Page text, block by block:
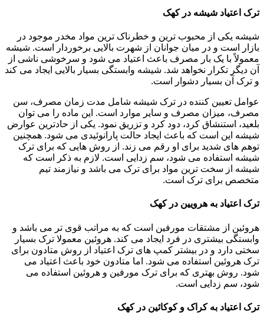
ترک اعتیاد شیشه در کهک
شیشه یکی از محبوب ترین و خطرناک ترین مواد مخدر موجود در
بازار است و در میان جوانان از شهرت بالایی برخوردار است. شیشه
معمولاً با یک بار مصرف باعث اعتیاد می شود و سرخوشی ناشی از
آن دیگر تکرار نخواهد شد. شیشه وابستگی بسیار بالایی ایجاد می کند
و ترک آن بسیار دشوار است.
عوامل تعیین کننده در ترک شیشه شامل مدت زمان مصرف، سن
مصرف، میزان مصرف و سایر موارد است. این ماده را می توان
بلعید، استنشاق کرد، دود کرد و تزریق نمود. یکی از حادترین عوارض
شیشه این است که باعث ایجاد حالت پارانوئیدی می شود. همچنین
توهم های شدید برای او رقم می زند. از روش هایی که برای ترک
شیشه استفاده می شود، سم زدایی است. لازم به ذکر است که
شیشه از سخت ترین مواد برای ترک می باشد و نیازمند تیم
متخصص برای ترک است.
ترک اعتیاد به هرویین در کهک
هروئین از مشتقات مورفین است که به مراتب قوی تر می باشد و
وابستگی بیشتری در فرد ایجاد می کند. هروئین معمولا ترک بسیار
سختی دارد و در بیشتر کمپ های ترک اعتیاد از روش متادون برای
ترک هروئین استفاده می شود. اما متادون خود باعث اعتیاد می
شود. روش بهتری که برای ترک مورفین و هروئین استفاده می
شود، سم زدایی است.
ترک اعتیاد به کراک و کوکائین در کهک